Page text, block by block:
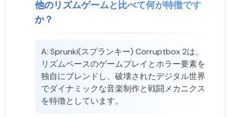
他のリズムゲームと比べて何が特徴です
か？
A: Sprunki(スプランキー) Corruptbox 2は、
リズムベースのゲームプレイとホラー要素を
独自にブレンドし、破壊されたデジタル世界
でダイナミックな音楽制作と戦闘メカニクス
を特徴としています。